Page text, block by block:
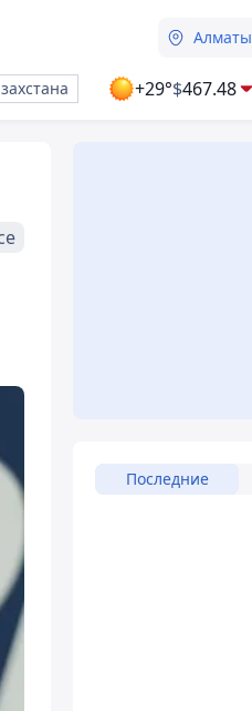
Алматы
+29°$467.48
Последние